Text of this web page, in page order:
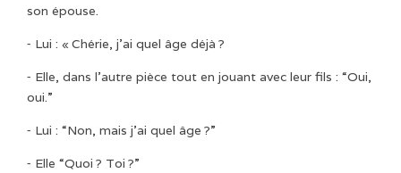
son épouse.
⁃ Lui : « Chérie, j’ai quel âge déjà ?
⁃ Elle, dans l’autre pièce tout en jouant avec leur fils : “Oui,
oui.”
⁃ Lui : “Non, mais j’ai quel âge ?”
⁃ Elle “Quoi ? Toi ?”